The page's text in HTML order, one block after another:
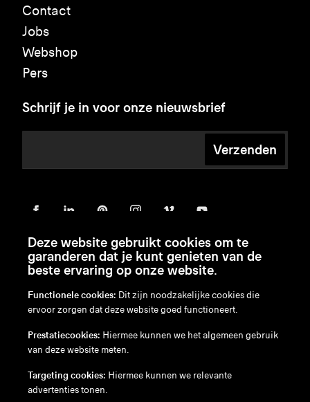
Contact
Jobs
Webshop
Pers
Schrijf je in voor onze nieuwsbrief
Verzenden
en/nl/fr/de
Disclaimer
Cookiebeleid
Deze website gebruikt cookies om te
garanderen dat je kunt genieten van de
beste ervaring op onze website.
Functionele cookies: Dit zijn noodzakelijke cookies die
ervoor zorgen dat deze website goed functioneert.
Prestatiecookies: Hiermee kunnen we het algemeen gebruik
van deze website meten.
Targeting cookies: Hiermee kunnen we relevante
advertenties tonen.